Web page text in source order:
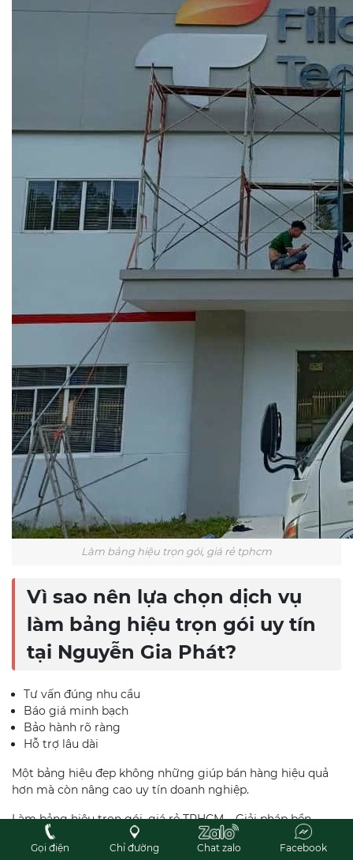
Làm bảng hiệu trọn gói, giá rẻ tphcm
Vì sao nên lựa chọn dịch vụ
làm bảng hiệu trọn gói uy tín
tại Nguyễn Gia Phát?
Tư vấn đúng nhu cầu
Báo giá minh bạch
Bảo hành rõ ràng
Hỗ trợ lâu dài
Một bảng hiệu đẹp không những giúp bán hàng hiệu quả
hơn mà còn nâng cao uy tín doanh nghiệp.
Làm bảng hiệu trọn gói, giá rẻ TPHCM – Giải pháp bền
vững cho doanh nghiệp
Gọi điện Chỉ đường Chat zalo Facebook